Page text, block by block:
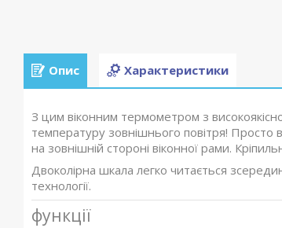
Опис Характеристики
З цим віконним термометром з
температуру зовнішнього повітря! Просто
на зовнішній стороні віконної рами.
Двоколірна шкала легко читається
технології.
функції